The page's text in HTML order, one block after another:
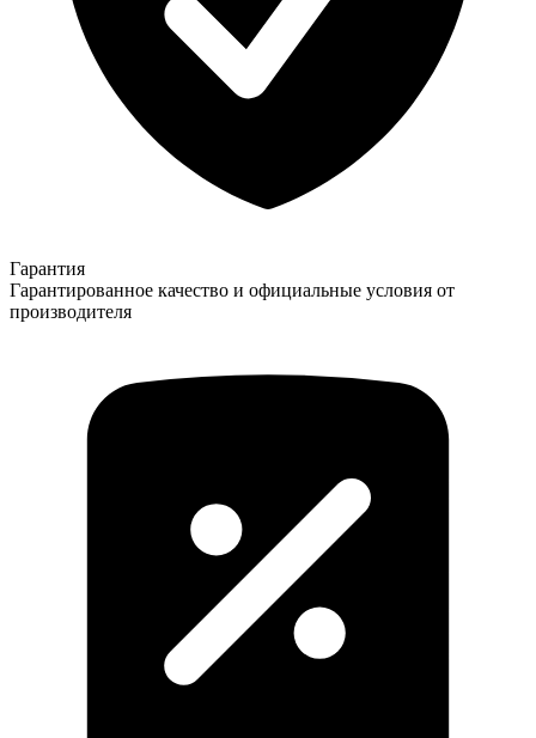
Гарантия
Гарантированное качество и официальные условия от
производителя